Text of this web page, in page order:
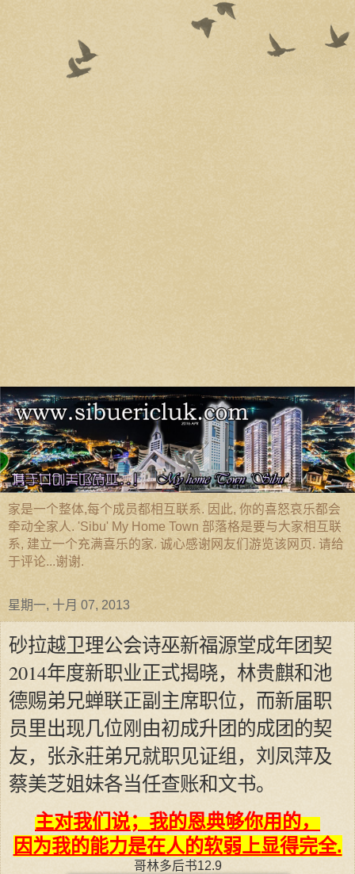
家是一个整体,每个成员都相互联系. 因此, 你的喜怒哀乐都会
牵动全家人. 'Sibu' My Home Town 部落格是要与大家相互联
系, 建立一个充满喜乐的家. 诚心感谢网友们游览该网页. 请给
于评论...谢谢.
星期一, 十月 07, 2013
砂拉越卫理公会诗巫新福源堂成年团契
2014年度新职业正式揭晓，林贵麒和池
德赐弟兄蝉联正副主席职位，而新届职
员里出现几位刚由初成升团的成团的契
友，张永莊弟兄就职见证组，刘凤萍及
蔡美芝姐妹各当任查账和文书。
主对我们说；我的恩典够你用的，
因为我的能力是在人的软弱上显得完全.
哥林多后书12.9